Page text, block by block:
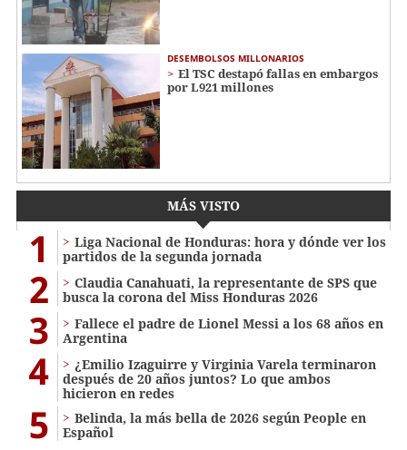
DESEMBOLSOS MILLONARIOS
El TSC destapó fallas en embargos
por L921 millones
MÁS VISTO
1
Liga Nacional de Honduras: hora y dónde ver los
partidos de la segunda jornada
2
Claudia Canahuati, la representante de SPS que
busca la corona del Miss Honduras 2026
3
Fallece el padre de Lionel Messi a los 68 años en
Argentina
4
¿Emilio Izaguirre y Virginia Varela terminaron
después de 20 años juntos? Lo que ambos
hicieron en redes
5
Belinda, la más bella de 2026 según People en
Español